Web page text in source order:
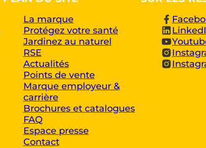
La marque
Protégez votre santé
Jardinez au naturel
RSE
Actualités
Points de vente
Marque employeur &
carrière
Brochures et catalogues
FAQ
Espace presse
Contact